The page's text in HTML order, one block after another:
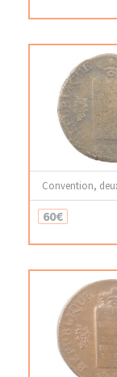
Convention,
60€